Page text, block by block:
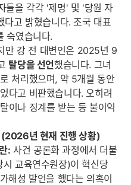
들을 각각 '제명' 및 '당원 자
고 밝혔습니다. 조국 대표
숙였습니다.
만 강 전 대변인은 2025년 9
탈당을 선언했습니다. 그녀
처리했으며, 약 5개월 동안
다고 비판했습니다. 오히려
이나 징계를 받는 등 불이익
년 현재 진행 상황)
: 사건 공론화 과정에서 더불
교육연수원장)이 혁신당
해성 발언을 했다는 의혹이
세부정보 열기/접기